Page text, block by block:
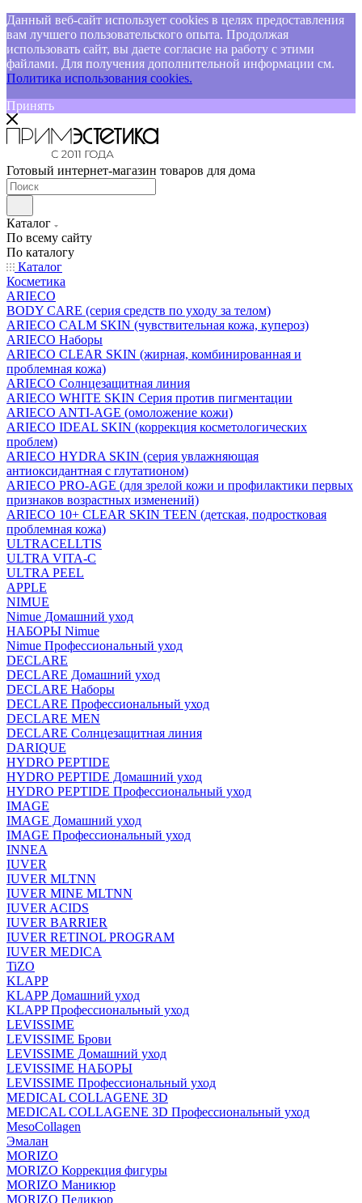
Данный веб-сайт использует cookies в целях предоставления
вам лучшего пользовательского опыта. Продолжая
использовать сайт, вы даете согласие на работу с этими
файлами. Для получения дополнительной информации см.
Политика использования cookies.
Принять
Готовый интернет-магазин товаров для дома
Каталог
По всему сайту
По каталогу
Каталог
Косметика
ARIECO
BODY CARE (серия средств по уходу за телом)
ARIECO CALM SKIN (чувствительная кожа, купероз)
ARIECO Наборы
ARIECO CLEAR SKIN (жирная, комбинированная и
проблемная кожа)
ARIECO Солнцезащитная линия
ARIECO WHITE SKIN Серия против пигментации
ARIECO ANTI-AGE (омоложение кожи)
ARIECO IDEAL SKIN (коррекция косметологических
проблем)
ARIECO HYDRA SKIN (серия увлажняющая
антиоксидантная с глутатионом)
ARIECO PRO-AGE (для зрелой кожи и профилактики первых
признаков возрастных изменений)
ARIECO 10+ CLEAR SKIN TEEN (детская, подростковая
проблемная кожа)
ULTRACELLTIS
ULTRA VITA-C
ULTRA PEEL
APPLE
NIMUE
Nimue Домашний уход
НАБОРЫ Nimue
Nimue Профессиональный уход
DECLARE
DECLARE Домашний уход
DECLARE Наборы
DECLARE Профессиональный уход
DECLARE MEN
DECLARE Солнцезащитная линия
DARIQUE
HYDRO PEPTIDE
HYDRO PEPTIDE Домашний уход
HYDRO PEPTIDE Профессиональный уход
IMAGE
IMAGE Домашний уход
IMAGE Профессиональный уход
INNEA
IUVER
IUVER MLTNN
IUVER MINE MLTNN
IUVER ACIDS
IUVER BARRIER
IUVER RETINOL PROGRAM
IUVER MEDICA
TiZO
KLAPP
KLAPP Домашний уход
KLAPP Профессиональный уход
LEVISSIME
LEVISSIME Брови
LEVISSIME Домашний уход
LEVISSIME НАБОРЫ
LEVISSIME Профессиональный уход
MEDICAL COLLAGENE 3D
MEDICAL COLLAGENE 3D Профессиональный уход
MesoCollagen
Эмалан
MORIZO
MORIZO Коррекция фигуры
MORIZO Маникюр
MORIZO Педикюр